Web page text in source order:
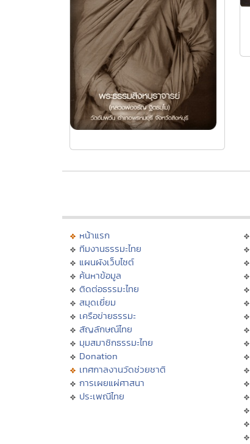
หน้าแรก
ทีมงานธรรมะไทย
แผนผังเว็บไซต์
ค้นหาข้อมูล
ติดต่อธรรมะไทย
สมุดเยี่ยม
เครือข่ายธรรมะ
สัญลักษณ์ไทย
มุมสมาชิกธรรมะไทย
Donation
เทศกาลงานวัดช่วยชาติ
การเผยแผ่ศาสนา
ประเพณีไทย